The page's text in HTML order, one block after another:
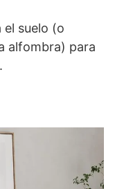
el suelo (o
alfombra) para